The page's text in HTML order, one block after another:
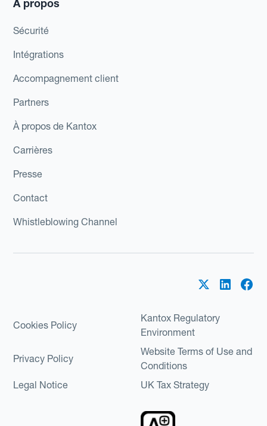
À propos
Sécurité
Intégrations
Accompagnement client
Partners
À propos de Kantox
Carrières
Presse
Contact
Whistleblowing Channel
Cookies Policy
Kantox Regulatory
Environment
Privacy Policy
Website Terms of Use and
Conditions
Legal Notice
UK Tax Strategy